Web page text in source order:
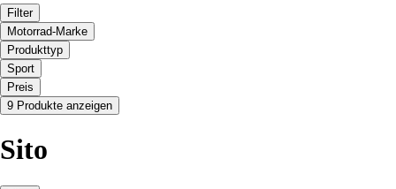
Filter
Motorrad-Marke
Produkttyp
Sport
Preis
9 Produkte anzeigen
Sito